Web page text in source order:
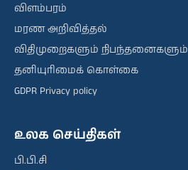
விளம்பரம்
மரண அறிவித்தல்
விதிமுறைகளும் நிபந்தனைகளும்
தனியுரிமைக் கொள்கை
GDPR Privacy policy
உலக செய்திகள்
பி.பி.சி